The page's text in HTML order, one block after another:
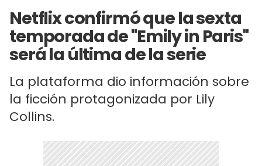
Netflix confirmó que la sexta
temporada de "Emily in Paris"
será la última de la serie
La plataforma dio información sobre
la ficción protagonizada por Lily
Collins.